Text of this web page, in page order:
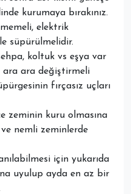
kurumaya bırakınız.
elektrik
süpürülmelidir.
koltuk vs eşya var
ara ara değiştirmeli
fırçasız uçları
zeminin kuru olmasına
nemli zeminlerde
için yukarıda
uyulup ayda en az bir